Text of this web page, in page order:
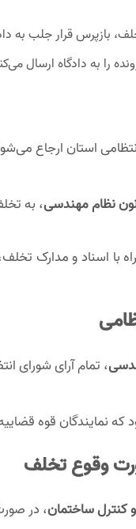
بازپرس قرار جلب به
را به دادگاه ارسال
استان ارجاع
، به
با اسناد و مدارک
، تمام آرای شورای
نمایندگان قوه
وقوع تخلف
، در